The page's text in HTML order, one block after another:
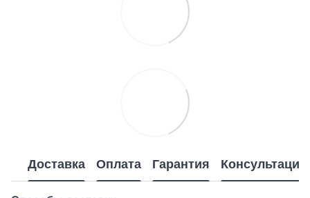
Доставка Оплата Гарантия Консультация